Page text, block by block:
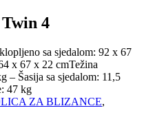
4
sa sjedalom: 92 x 67
x 67 x 22 cmTežina
– Šasija sa sjedalom: 11,5
47 kg
ZA BLIZANCE,